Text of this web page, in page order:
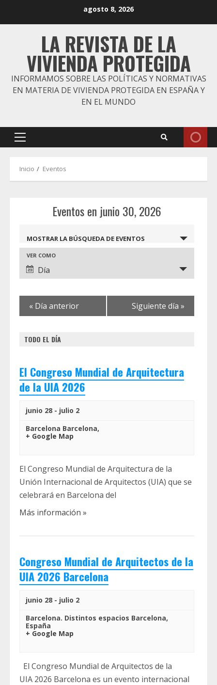
agosto 8, 2026
LA REVISTA DE LA
VIVIENDA PROTEGIDA
INFORMAMOS SOBRE LAS POLÍTICAS Y NORMATIVAS
EN MATERIA DE VIVIENDA PROTEGIDA EN ESPAÑA Y
EN EL MUNDO
Menú
Inicio Eventos
Eventos en junio 30, 2026
Navegación
de
búsqueda
y
vistas
Eventos
MOSTRAR LA BÚSQUEDA DE EVENTOS
Navegación
de
de
Evento
VER COMO
Día
« Día anterior Siguiente día »
TODO EL DÍA
El Congreso Mundial de Arquitectura
de la UIA 2026
junio 28 - julio 2
Barcelona Barcelona,
+ Google Map
El Congreso Mundial de Arquitectura de la
Unión Internacional de Arquitectos (UIA) que se
celebrará en Barcelona del
Más información »
Congreso Mundial de Arquitectos de la
UIA 2026 Barcelona
junio 28 - julio 2
Barcelona. Distintos espacios Barcelona,
España
+ Google Map
El Congreso Mundial de Arquitectos de la
UIA 2026 Barcelona es un evento internacional